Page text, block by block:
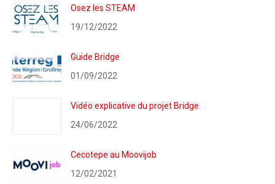
Osez les STEAM
19/12/2022
Guide Bridge
01/09/2022
Vidéo explicative du projet Bridge
24/06/2022
Cecotepe au Moovijob
12/02/2021